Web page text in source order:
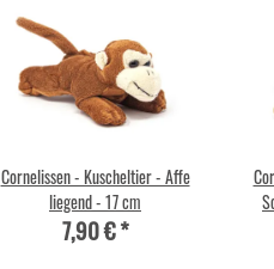
Cornelissen - Kuscheltier - Affe
liegend - 17 cm
7,90 €*